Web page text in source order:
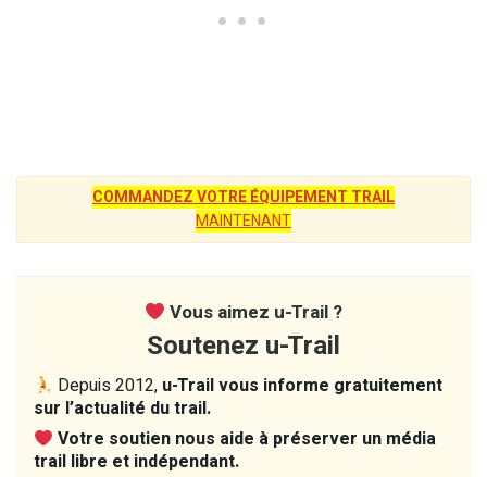
COMMANDEZ VOTRE ÉQUIPEMENT TRAIL
MAINTENANT
Vous aimez u-Trail ?
Soutenez u-Trail
Depuis 2012, u-Trail vous informe gratuitement
sur l’actualité du trail.
Votre soutien nous aide à préserver un média
trail libre et indépendant.